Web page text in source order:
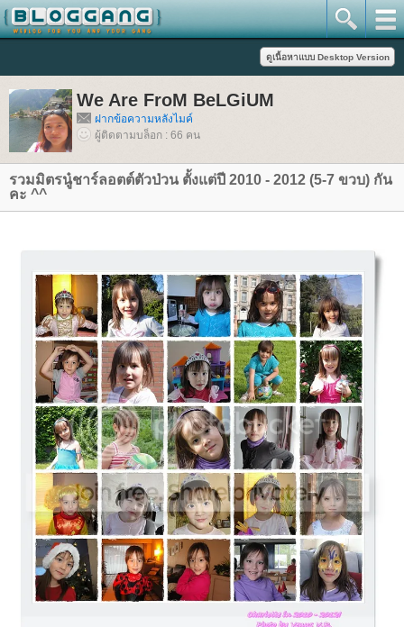
We Are FroM BeLGiUM
ฝากข้อความหลังไมค์
ผู้ติดตามบล็อก : 66 คน
รวมมิตรนู๋ชาร์ลอตต์ตัวป่วน ตั้งแต่ปี 2010 - 2012 (5-7 ขวบ) กัน
คะ ^^